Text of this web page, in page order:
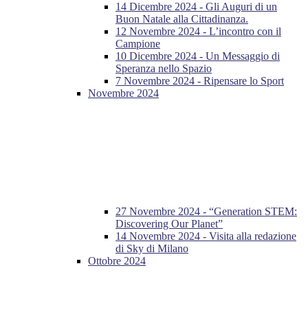
14 Dicembre 2024 - Gli Auguri di un
Buon Natale alla Cittadinanza.
12 Novembre 2024 - L’incontro con il
Campione
10 Dicembre 2024 - Un Messaggio di
Speranza nello Spazio
7 Novembre 2024 - Ripensare lo Sport
Novembre 2024
27 Novembre 2024 - “Generation STEM:
Discovering Our Planet”
14 Novembre 2024 - Visita alla redazione
di Sky di Milano
Ottobre 2024